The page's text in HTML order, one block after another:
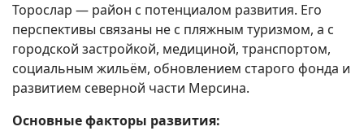
Торослар — район с потенциалом развития. Его
перспективы связаны не с пляжным туризмом, а с
городской застройкой, медициной, транспортом,
социальным жильём, обновлением старого фонда и
развитием северной части Мерсина.
Основные факторы развития: